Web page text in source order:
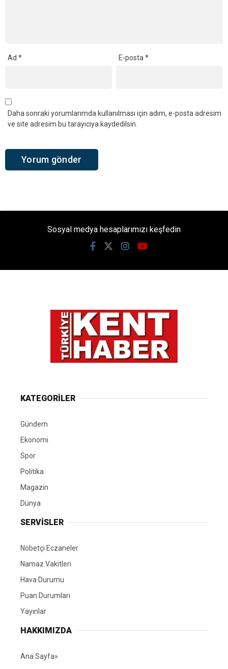
Ad * E-posta*
Daha sonraki yorumlarımda kullanılması için adım, e-posta adresim
ve site adresim bu tarayıcıya kaydedilsin.
Sosyal medya hesaplarımızı keşfedin
KATEGORİLER
Gündem
Ekonomi
Spor
Politika
Magazin
Dünya
SERVİSLER
Nöbetçi Eczaneler
Namaz Vakitleri
Hava Durumu
Puan Durumları
Yayınlar
HAKKIMIZDA
Ana Sayfa»